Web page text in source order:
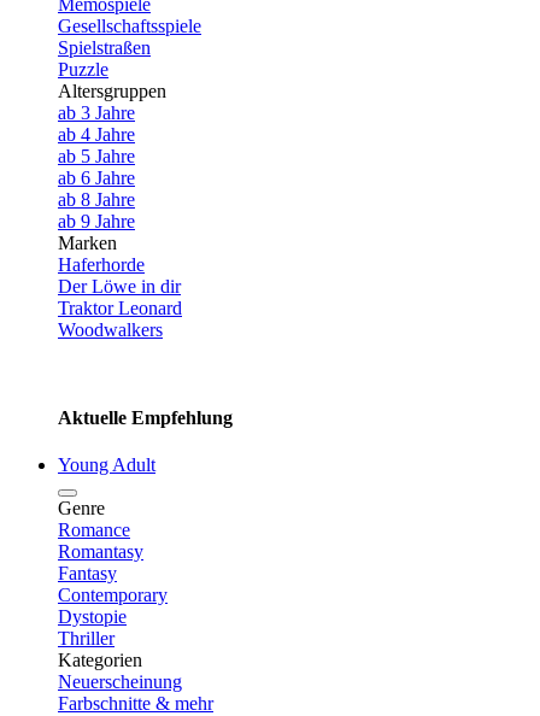
Gesellschaftsspiele
Spielstraßen
Puzzle
Altersgruppen
ab 3 Jahre
ab 4 Jahre
ab 5 Jahre
ab 6 Jahre
ab 8 Jahre
ab 9 Jahre
Marken
Haferhorde
Der Löwe in dir
Traktor Leonard
Woodwalkers
Aktuelle Empfehlung
Young Adult
Genre
Romance
Romantasy
Fantasy
Contemporary
Dystopie
Thriller
Kategorien
Neuerscheinung
Farbschnitte & mehr